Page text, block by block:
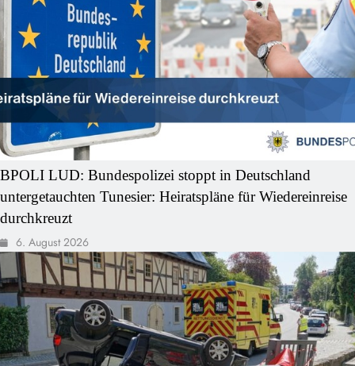
BPOLI LUD: Bundespolizei stoppt in Deutschland
untergetauchten Tunesier: Heiratspläne für Wiedereinreise
durchkreuzt
6. August 2026